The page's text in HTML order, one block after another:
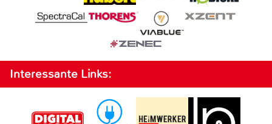
Interessante Links: